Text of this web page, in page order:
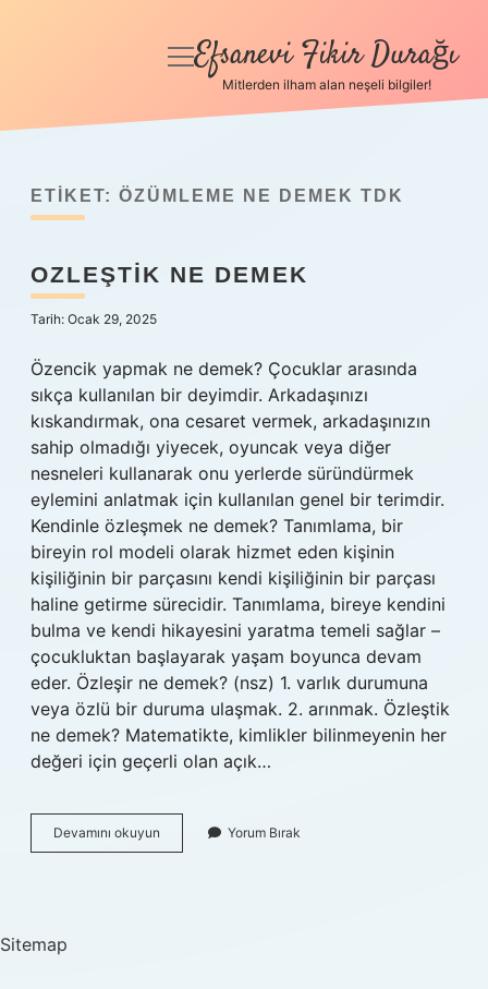
Anasayfa
Yasal Uyarı
Hakkımızda
menüyü
Efsanevi Fikir Durağı
Mitlerden ilham alan neşeli bilgiler!
ETIKET: ÖZÜMLEME NE DEMEK TDK
OZLEŞTIK NE DEMEK
Tarih: Ocak 29, 2025
Özencik yapmak ne demek? Çocuklar arasında
sıkça kullanılan bir deyimdir. Arkadaşınızı
kıskandırmak, ona cesaret vermek, arkadaşınızın
sahip olmadığı yiyecek, oyuncak veya diğer
nesneleri kullanarak onu yerlerde süründürmek
eylemini anlatmak için kullanılan genel bir terimdir.
Kendinle özleşmek ne demek? Tanımlama, bir
bireyin rol modeli olarak hizmet eden kişinin
kişiliğinin bir parçasını kendi kişiliğinin bir parçası
haline getirme sürecidir. Tanımlama, bireye kendini
bulma ve kendi hikayesini yaratma temeli sağlar –
çocukluktan başlayarak yaşam boyunca devam
eder. Özleşir ne demek? (nsz) 1. varlık durumuna
veya özlü bir duruma ulaşmak. 2. arınmak. Özleştik
ne demek? Matematikte, kimlikler bilinmeyenin her
değeri için geçerli olan açık…
Devamını okuyun Ozleştik
Ne
Yorum Bırak
Sitemap